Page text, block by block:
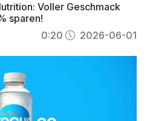
Voller Geschmack
sparen!
0:20 2026-06-01